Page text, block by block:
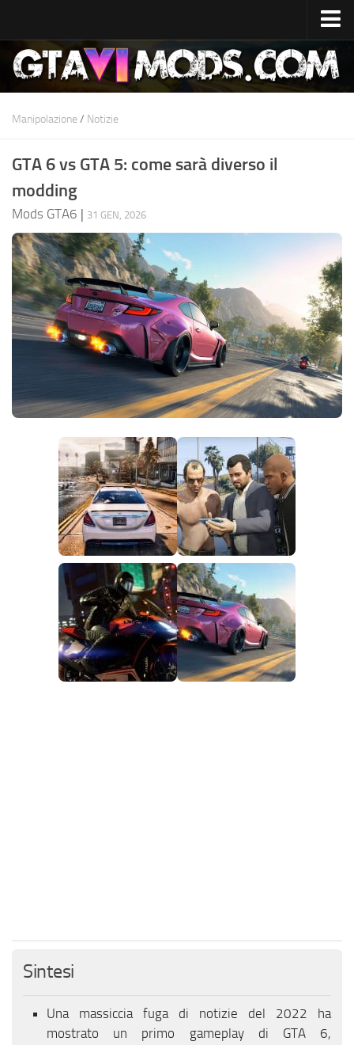
Casa
Data di uscita
Specifiche del sistema
GTA 6 Mappa
Luoghi
Personaggi
Lucia
Jason
Notizie
GTA 6 Wiki
EN
FR
PT
PL
TR
RU
Manipolazione/ Notizie
GTA 6 vs GTA 5: come sarà diverso il
modding
Mods GTA6 | 31 GEN, 2026
Sintesi
Una massiccia fuga di notizie del 2022 ha
mostrato un primo gameplay di GTA 6,